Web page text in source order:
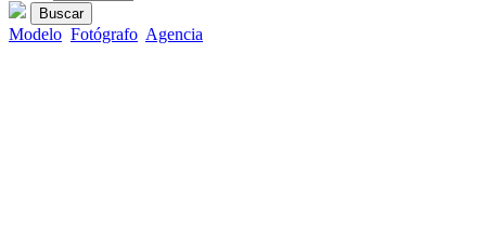
Buscar
Modelo Fotógrafo Agencia